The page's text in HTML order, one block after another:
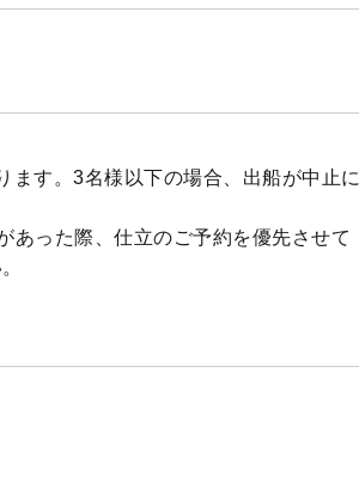
す。3名様以下の場合、出船が中止に
った際、仕立のご予約を優先させて